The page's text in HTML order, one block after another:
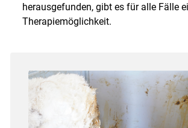
herausgefunden, gibt es für alle Fälle
Therapiemöglichkeit.